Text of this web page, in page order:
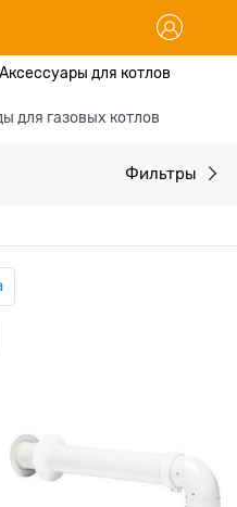
Аксессуары для котлов
для газовых котлов
Фильтры